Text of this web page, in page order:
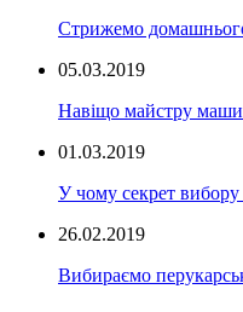
Стрижемо
05.03.2019
Навіщо майстру
01.03.2019
У чому секрет
26.02.2019
Вибираємо